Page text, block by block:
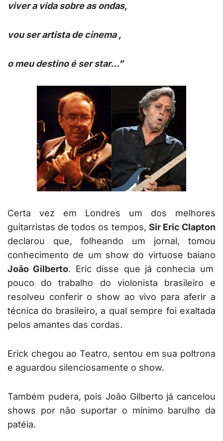
viver a vida sobre as ondas,
vou ser artista de cinema ,
o meu destino é ser star…”
Certa vez em Londres um dos melhores
guitarristas de todos os tempos, Sir Eric Clapton
declarou que, folheando um jornal, tomou
conhecimento de um show do virtuose baiano
João Gilberto. Eric disse que já conhecia um
pouco do trabalho do violonista brasileiro e
resolveu conferir o show ao vivo para aferir a
técnica do brasileiro, a qual sempre foi exaltada
pelos amantes das cordas.
Erick chegou ao Teatro, sentou em sua poltrona
e aguardou silenciosamente o show.
Também pudera, pois João Gilberto já cancelou
shows por não suportar o mínimo barulho da
patéia.